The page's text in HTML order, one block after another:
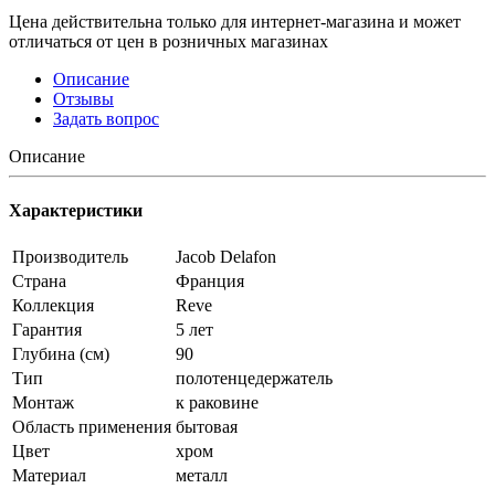
Цена действительна только для интернет-магазина и может
отличаться от цен в розничных магазинах
Описание
Отзывы
Задать вопрос
Описание
Характеристики
Производитель
Jacob Delafon
Страна
Франция
Коллекция
Reve
Гарантия
5 лет
Глубина (см)
90
Тип
полотенцедержатель
Монтаж
к раковине
Область применения бытовая
Цвет
хром
Материал
металл